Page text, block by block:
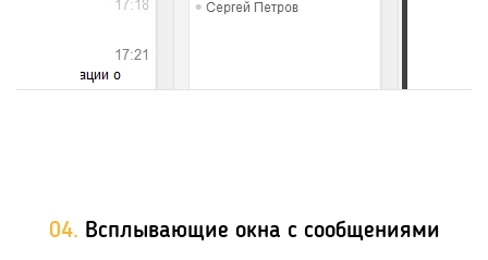
04. Всплывающие окна с сообщениями